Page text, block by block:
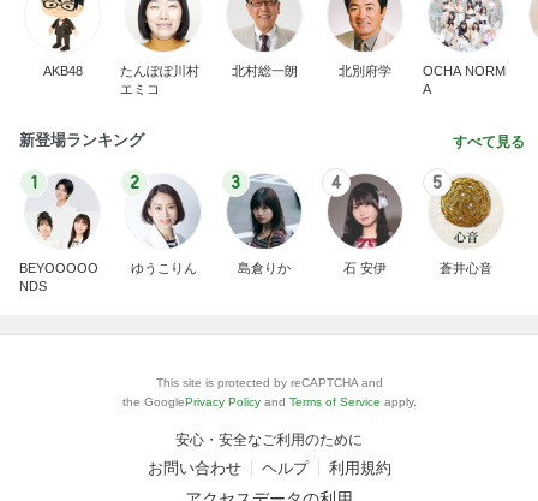
AKB48
たんぽぽ川村
エミコ
北村総一朗 北別府学
OCHA NORM
A
新登場ランキング すべて見る
1
BEYOOOOO
NDS
2
ゆうこりん
3
島倉りか
4
石 安伊
5
蒼井心音
This site is protected by reCAPTCHA and
the GooglePrivacy Policy and Terms of Service apply.
安心・安全なご利用のために
お問い合わせ ヘルプ 利用規約